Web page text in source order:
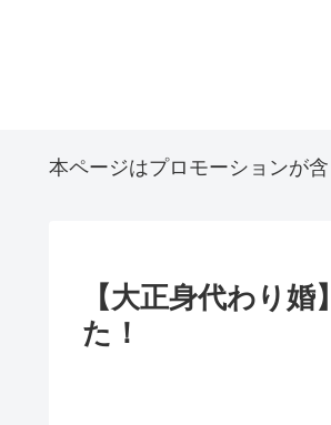
本ページはプロモーションが
【大正身代わり
た！